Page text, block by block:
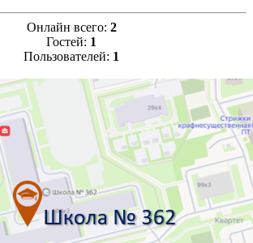
Онлайн всего: 2
Гостей: 1
Пользователей: 1